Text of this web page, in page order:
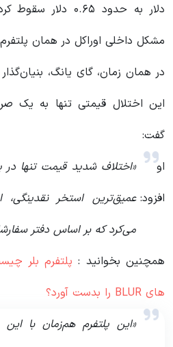
دلار به حدود ۰.۶۵
مشکل داخلی اوراکل در همان
این اختلال قیمتی تنها به یک
گفت:
«اختلاف شدید قیمت تنها
عمیق‌ترین استخر
می‌کرد که بر اساس دفتر
او
افزود:
همچنین بخوانید : پلتفرم بلر
های BLUR را بدست آورد؟
«این پلتفرم هم‌زمان با